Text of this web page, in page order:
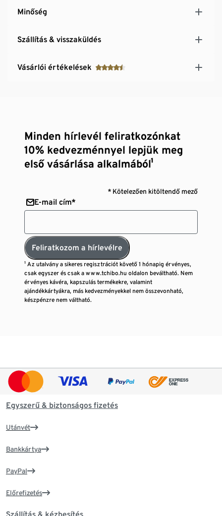
Minőség
Szállítás & visszaküldés
Vásárlói értékelések
Minden hírlevél feliratkozónkat
10% kedvezménnyel lepjük meg
első vásárlása alkalmából¹
* Kötelezően kitöltendő mező
E-mail cím*
Feliratkozom a hírlevélre
¹ Az utalvány a sikeres regisztrációt követő 1 hónapig érvényes,
csak egyszer és csak a www.tchibo.hu oldalon beváltható. Nem
érvényes kávéra, kapszulás termékekre, valamint
ajándékkártyákra, más kedvezményekkel nem összevonható,
készpénzre nem váltható.
Egyszerű & biztonságos fizetés
Utánvét
Bankkártya
PayPal
Előrefizetés